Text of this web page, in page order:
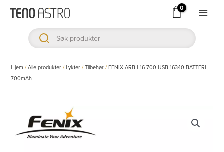
Hopp
innholdet
Hjem /Alle produkter /Lykter /Tilbehør /FENIX ARB-L16-700 USB 16340 BATTERI
700mAh